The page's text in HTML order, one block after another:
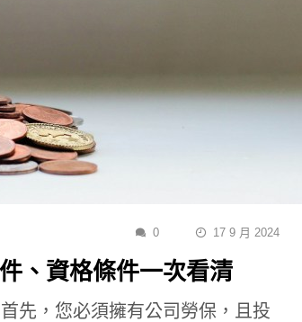
0 17 9 月 2024
、資格條件一次看清
先，您必須擁有公司勞保，且投